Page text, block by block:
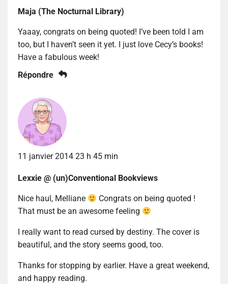
Maja (The Nocturnal Library)
Yaaay, congrats on being quoted! I’ve been told I am
too, but I haven’t seen it yet. I just love Cecy’s books!
Have a fabulous week!
Répondre
11 janvier 2014 23 h 45 min
Lexxie @ (un)Conventional Bookviews
Nice haul, Melliane
Congrats on being quoted !
That must be an awesome feeling
I really want to read cursed by destiny. The cover is
beautiful, and the story seems good, too.
Thanks for stopping by earlier. Have a great weekend,
and happy reading.